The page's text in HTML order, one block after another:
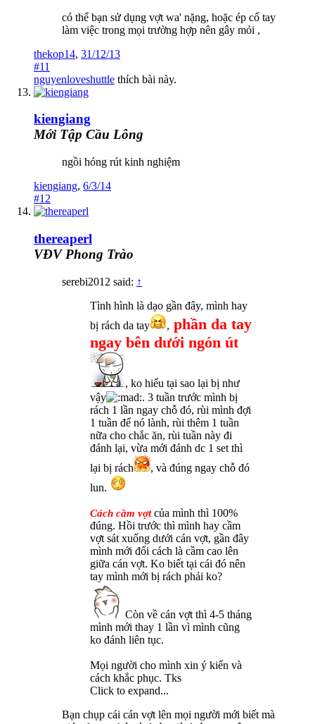
có thể bạn sử dụng vợt wa' nặng, hoặc ép cổ tay
làm việc trong mọi trường hợp nên gây mỏi ,
thekop14, 31/12/13
#11
nguyenloveshuttle thích bài này.
kiengiang
Mới Tập Cầu Lông
ngồi hóng rút kinh nghiệm
kiengiang, 6/3/14
#12
thereaperl
VĐV Phong Trào
serebi2012 said: ↑
Tình hình là dạo gần đây, mình hay
bị rách da tay
, phần da tay
ngay bên dưới ngón út
, ko hiểu tại sao lại bị như
vậy
. 3 tuần trước mình bị
rách 1 lần ngay chỗ đó, rùi mình đợi
1 tuần để nó lành, rùi thêm 1 tuần
nữa cho chắc ăn, rùi tuần này đi
đánh lại, vừa mới đánh dc 1 set thì
lại bị rách
, và đúng ngay chỗ đó
lun.
Cách cầm vợt của mình thì 100%
đúng. Hồi trước thì mình hay cầm
vợt sát xuống dưới cán vợt, gần đây
mình mới đổi cách là cầm cao lên
giữa cán vợt. Ko biết tại cái đó nên
tay mình mới bị rách phải ko?
Còn về cán vợt thì 4-5 tháng
mình mới thay 1 lần vì mình cũng
ko đánh liên tục.
Mọi người cho mình xin ý kiến và
cách khắc phục. Tks
Click to expand...
Bạn chụp cái cán vợt lên mọi người mới biết mà